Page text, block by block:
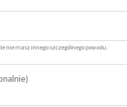
nie masz innego szczególnego powodu.